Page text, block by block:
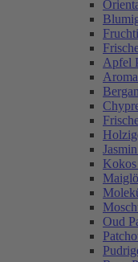
Apfel
Oud